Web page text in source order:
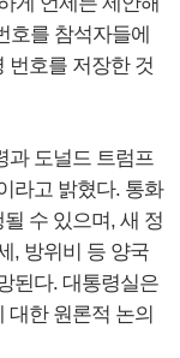
호를 참석자들에
번호를 저장한 것
과 도널드 트럼프
라고 밝혔다. 통화
수 있으며, 새 정
, 방위비 등 양국
된다. 대통령실은
대한 원론적 논의